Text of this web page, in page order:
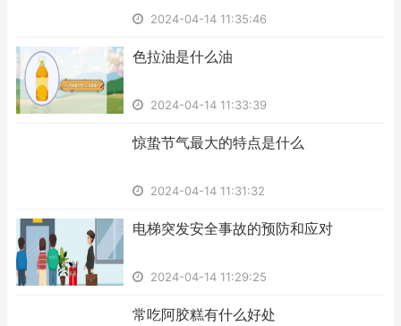
2024-04-14 11:35:46
​色拉油是什么油
2024-04-14 11:33:39
​惊蛰节气最大的特点是什么
2024-04-14 11:31:32
​电梯突发安全事故的预防和应对
2024-04-14 11:29:25
​常吃阿胶糕有什么好处